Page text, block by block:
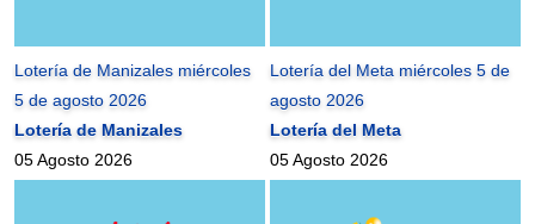
Lotería de Manizales miércoles
5 de agosto 2026
Lotería de Manizales
05 Agosto 2026
Lotería del Meta miércoles 5 de
agosto 2026
Lotería del Meta
05 Agosto 2026